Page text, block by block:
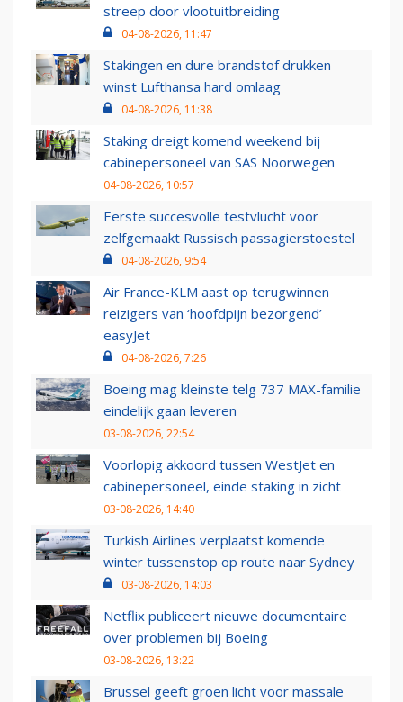
streep door vlootuitbreiding
04-08-2026, 11:47
Stakingen en dure brandstof drukken
winst Lufthansa hard omlaag
04-08-2026, 11:38
Staking dreigt komend weekend bij
cabinepersoneel van SAS Noorwegen
04-08-2026, 10:57
Eerste succesvolle testvlucht voor
zelfgemaakt Russisch passagierstoestel
04-08-2026, 9:54
Air France-KLM aast op terugwinnen
reizigers van ‘hoofdpijn bezorgend’
easyJet
04-08-2026, 7:26
Boeing mag kleinste telg 737 MAX-familie
eindelijk gaan leveren
03-08-2026, 22:54
Voorlopig akkoord tussen WestJet en
cabinepersoneel, einde staking in zicht
03-08-2026, 14:40
Turkish Airlines verplaatst komende
winter tussenstop op route naar Sydney
03-08-2026, 14:03
Netflix publiceert nieuwe documentaire
over problemen bij Boeing
03-08-2026, 13:22
Brussel geeft groen licht voor massale